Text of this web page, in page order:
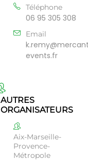
Téléphone
06 95 305 308
Email
events.fr
AUTRES
ORGANISATEURS
Aix-Marseille-
Provence-
Métropole